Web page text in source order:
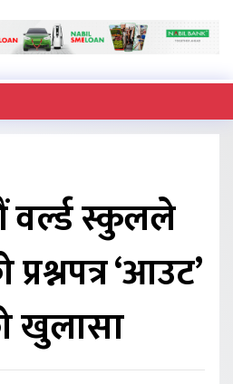
वर्ल्ड स्कुलले
‘आउट’
खुलासा